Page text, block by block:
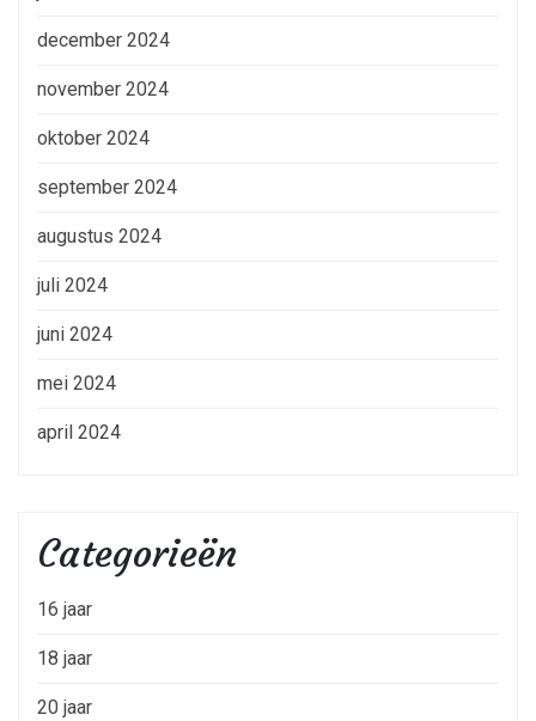
december 2024
november 2024
oktober 2024
september 2024
augustus 2024
juli 2024
juni 2024
mei 2024
april 2024
Categorieën
16 jaar
18 jaar
20 jaar